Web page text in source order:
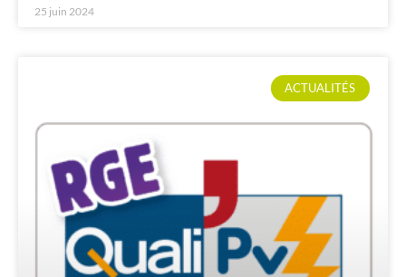
25 juin 2024
ACTUALITÉS